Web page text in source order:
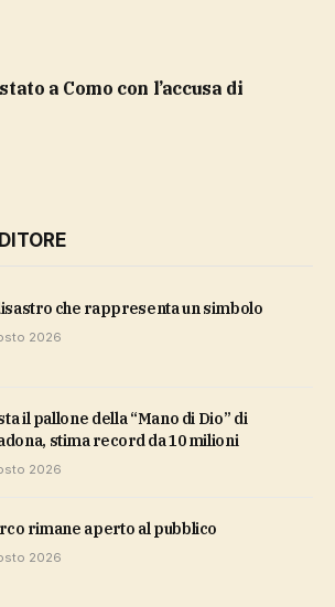
disastro che rappresenta un simbolo
2026
stima record da 10 milioni
2026
rimane aperto al pubblico
2026